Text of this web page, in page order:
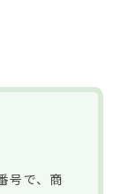
号で、商